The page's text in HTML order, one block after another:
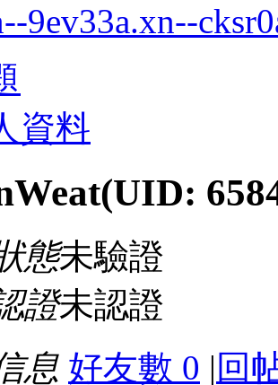
9ev33a.xn--
資料
(UID:
態未驗證
證未認證
息 好友數 0 | 回